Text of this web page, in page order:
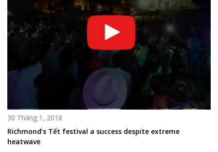
30 Tháng 1, 2018
Richmond’s Tết festival a success despite extreme
heatwave